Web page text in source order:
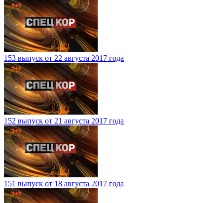
153 выпуск от 22 августа 2017 года
152 выпуск от 21 августа 2017 года
151 выпуск от 18 августа 2017 года